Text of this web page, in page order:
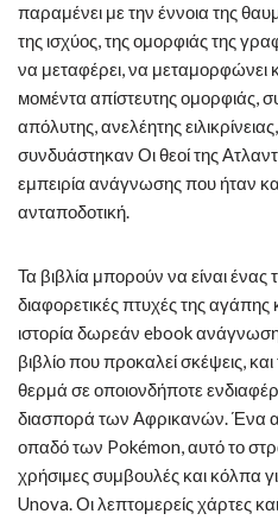
παραμένει με την έννοια της
της ισχύος, της ομορφιάς της
να μεταφέρει, να μεταμορφώνει
момέντα απίστευτης ομορφιάς,
απόλυτης, ανελέητης
συνδυάστηκαν Οι θεοί της
εμπειρία ανάγνωσης που ήταν
ανταποδοτική.
Τα βιβλία μπορούν να είναι ένας
διαφορετικές πτυχές της
ιστορία δωρεάν ebook
βιβλίο που προκαλεί σκέψεις,
θερμά σε οποιονδήποτε
διασπορά των Αφρικανών. Ένα
οπαδό των Pokémon, αυτό το
χρήσιμες συμβουλές και κόλπα
Unova. Οι λεπτομερείς χάρτες